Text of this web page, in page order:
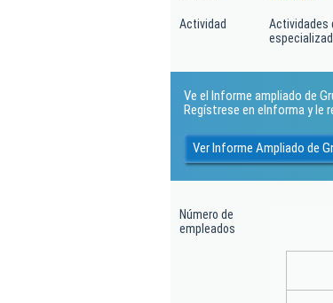
Actividad
Actividades
Ve el Informe ampliado de
Regístrese en eInforma y le
Ver Informe Ampliado de
Número de
empleados